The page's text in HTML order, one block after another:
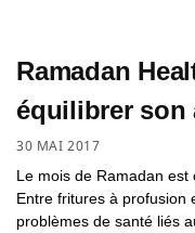
Ramadan
équilibrer son
30 MAI 2017
Le mois de Ramadan est
Entre fritures à profusion
problèmes de santé liés